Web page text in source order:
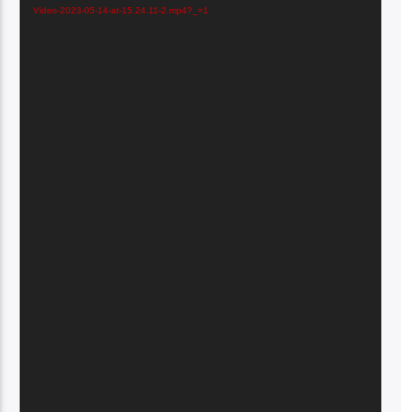
Video-2023-05-14-at-15.24.11-2.mp4?_=1